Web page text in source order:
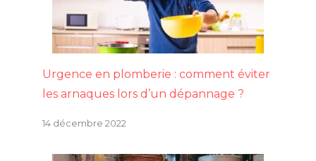
Urgence en plomberie : comment éviter
les arnaques lors d’un dépannage ?
14 décembre 2022